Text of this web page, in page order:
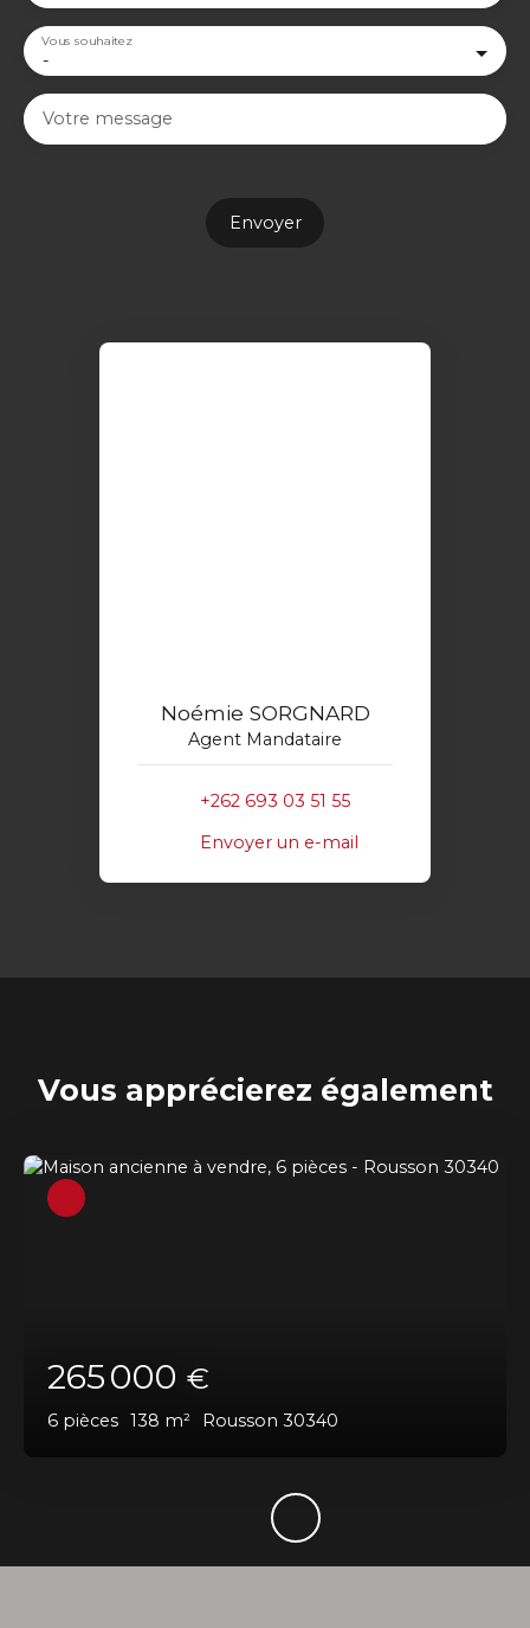
-
Vous souhaitez
Votre message
Envoyer
Noémie SORGNARD
Agent Mandataire
+262 693 03 51 55
Envoyer un e-mail
Vous apprécierez également
265 000 €
6 pièces 138 m² Rousson 30340